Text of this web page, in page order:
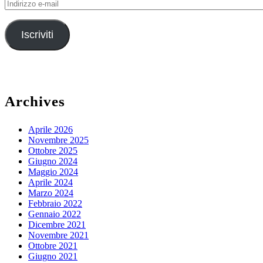
Indirizzo
e-
mail
Iscriviti
Archives
Aprile 2026
Novembre 2025
Ottobre 2025
Giugno 2024
Maggio 2024
Aprile 2024
Marzo 2024
Febbraio 2022
Gennaio 2022
Dicembre 2021
Novembre 2021
Ottobre 2021
Giugno 2021